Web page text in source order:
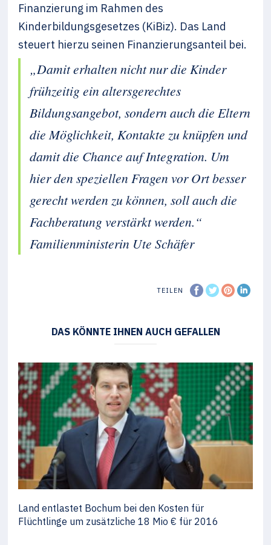
Finanzierung im Rahmen des
Kinderbildungsgesetzes (KiBiz). Das Land
steuert hierzu seinen Finanzierungsanteil bei.
„Damit erhalten nicht nur die Kinder
frühzeitig ein altersgerechtes
Bildungsangebot, sondern auch die Eltern
die Möglichkeit, Kontakte zu knüpfen und
damit die Chance auf Integration. Um
hier den speziellen Fragen vor Ort besser
gerecht werden zu können, soll auch die
Fachberatung verstärkt werden.“
Familienministerin Ute Schäfer
TEILEN
DAS KÖNNTE IHNEN AUCH GEFALLEN
Land entlastet Bochum bei den Kosten für
Flüchtlinge um zusätzliche 18 Mio € für 2016